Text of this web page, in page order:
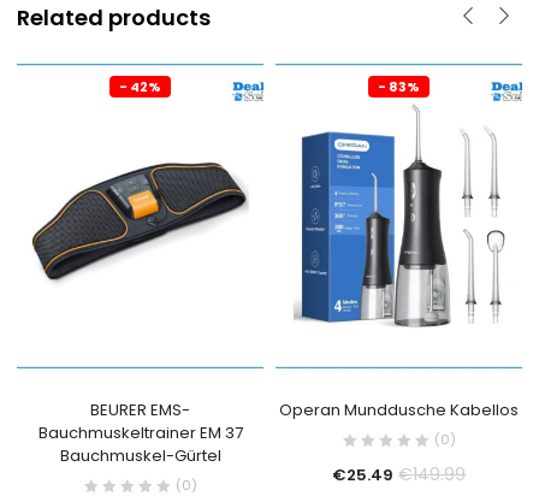
Related products
- 42%
BEURER EMS-
Bauchmuskeltrainer EM 37
Bauchmuskel-Gürtel
(0)
- 83%
Operan Munddusche Kabellos
(0)
€25.49 €149.99